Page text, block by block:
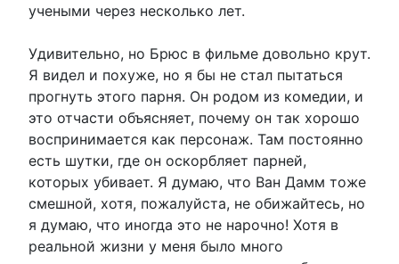
учеными через несколько лет.
Удивительно, но Брюс в фильме довольно крут.
Я видел и похуже, но я бы не стал пытаться
прогнуть этого парня. Он родом из комедии, и
это отчасти объясняет, почему он так хорошо
воспринимается как персонаж. Там постоянно
есть шутки, где он оскорбляет парней,
которых убивает. Я думаю, что Ван Дамм тоже
смешной, хотя, пожалуйста, не обижайтесь, но
я думаю, что иногда это не нарочно! Хотя в
реальной жизни у меня было много